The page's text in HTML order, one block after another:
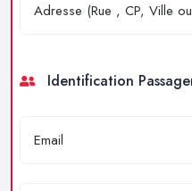
Identification